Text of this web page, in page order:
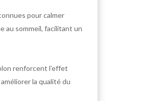
pour calmer
au sommeil, facilitant un
renforcent l’effet
la qualité du